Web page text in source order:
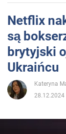
Sport
Rozrywka
Życie
Netflix
są
brytyjski
Ukraińcu
Kateryna
28.12.2024